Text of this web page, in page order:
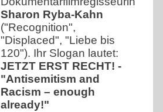
Sharon Ryba-Kahn
("Recognition",
"Displaced", "Liebe bis
120"). Ihr Slogan lautet:
JETZT ERST RECHT! -
"Antisemitism and
Racism – enough
already!"